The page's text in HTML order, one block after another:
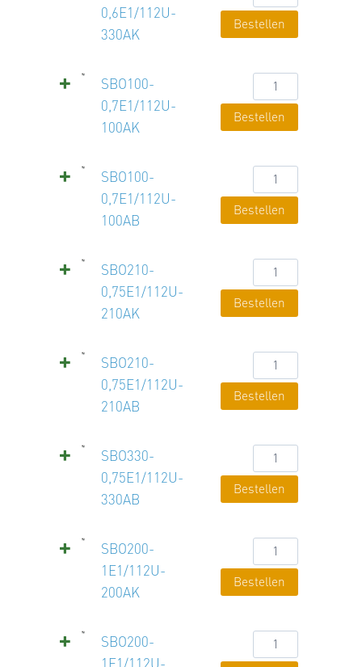
0,6E1/112U-
330AK
0,6E1/112U-
330AK
Bestellen
SBO100-
0,7E1/112U-
100AK
SBO100-
0,7E1/112U-
100AK
Bestellen
SBO100-
0,7E1/112U-
100AB
SBO100-
0,7E1/112U-
100AB
Bestellen
SBO210-
0,75E1/112U-
210AK
SBO210-
0,75E1/112U-
210AK
Bestellen
SBO210-
0,75E1/112U-
210AB
SBO210-
0,75E1/112U-
210AB
Bestellen
SBO330-
0,75E1/112U-
330AB
SBO330-
0,75E1/112U-
330AB
Bestellen
SBO200-
1E1/112U-
200AK
SBO200-
1E1/112U-
200AK
Bestellen
SBO200-
1E1/112U-
SBO200-
1E1/112U-